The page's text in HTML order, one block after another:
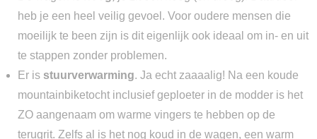
heb je een heel veilig gevoel. Voor oudere mensen die
moeilijk te been zijn is dit eigenlijk ook ideaal om in- en uit
te stappen zonder problemen.
Er is stuurverwarming. Ja echt zaaaalig! Na een koude
mountainbiketocht inclusief geploeter in de modder is het
ZO aangenaam om warme vingers te hebben op de
terugrit. Zelfs al is het nog koud in de wagen, een warm